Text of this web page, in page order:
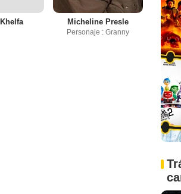
Micheline Presle
Personaje : Granny